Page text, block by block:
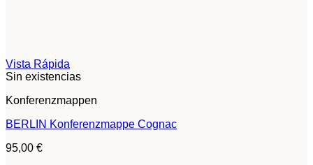
Vista Rápida
Sin existencias
Konferenzmappen
BERLIN Konferenzmappe Cognac
95,00 €